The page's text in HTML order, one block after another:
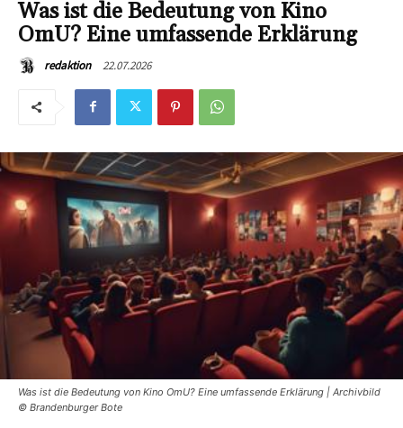
Was ist die Bedeutung von Kino
OmU? Eine umfassende Erklärung
redaktion 22.07.2026
Was ist die Bedeutung von Kino OmU? Eine umfassende Erklärung | Archivbild
© Brandenburger Bote